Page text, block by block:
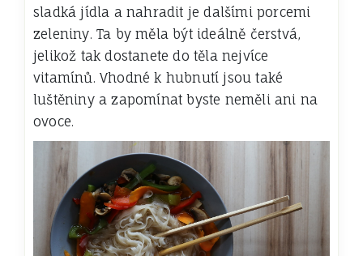
sladká jídla a nahradit je dalšími porcemi
zeleniny. Ta by měla být ideálně čerstvá,
jelikož tak dostanete do těla nejvíce
vitamínů. Vhodné k hubnutí jsou také
luštěniny a zapomínat byste neměli ani na
ovoce.